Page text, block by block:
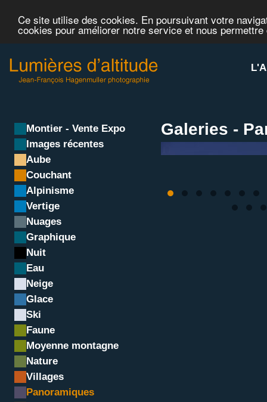
Ce site utilise des cookies. En poursuivant votre
cookies pour améliorer notre service et nous
Montier - Vente Expo
Images récentes
Aube
Couchant
Alpinisme
Vertige
Nuages
Graphique
Nuit
Eau
Neige
Glace
Ski
Faune
Moyenne montagne
Nature
Villages
Panoramiques
Galeries -